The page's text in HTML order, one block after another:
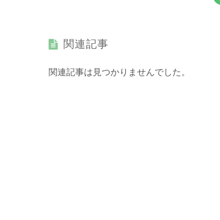
関連記事
関連記事は見つかりませんでした。